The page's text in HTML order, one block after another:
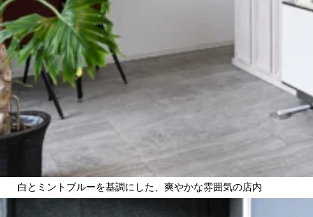
白とミントブルーを基調にした、爽やかな雰囲気の店内